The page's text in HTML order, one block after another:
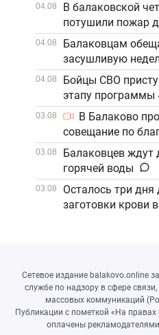
04.08
В балаковской
потушили пожар
04.08
Балаковцам
засушливую
04.08
Бойцы СВО
этапу программы
03.08
В Балаково
совещание по
участием
03.08
Балаковцев ждут
горячей воды
03.08
Осталось три дня
заготовки крови
Сетевое издание balakovo.online
службе по надзору в сфере
массовых коммуникаций
Публикации с пометкой «На
оплачены